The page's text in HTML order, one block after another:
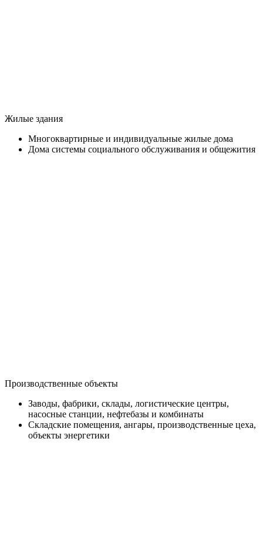
Жилые здания
Многоквартирные и индивидуальные жилые дома
Дома системы социального обслуживания и общежития
Производственные объекты
Заводы, фабрики, склады, логистические центры,
насосные станции, нефтебазы и комбинаты
Складские помещения, ангары, производственные цеха,
объекты энергетики